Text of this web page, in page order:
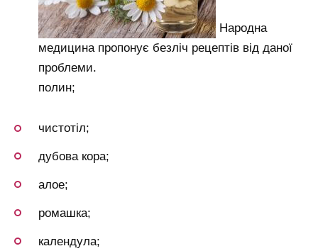
Народна
медицина пропонує безліч рецептів від даної
проблеми.
полин;
чистотіл;
дубова кора;
алое;
ромашка;
календула;